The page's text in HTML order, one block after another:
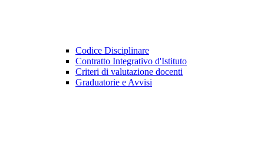
Codice Disciplinare
Contratto Integrativo d'Istituto
Criteri di valutazione docenti
Graduatorie e Avvisi